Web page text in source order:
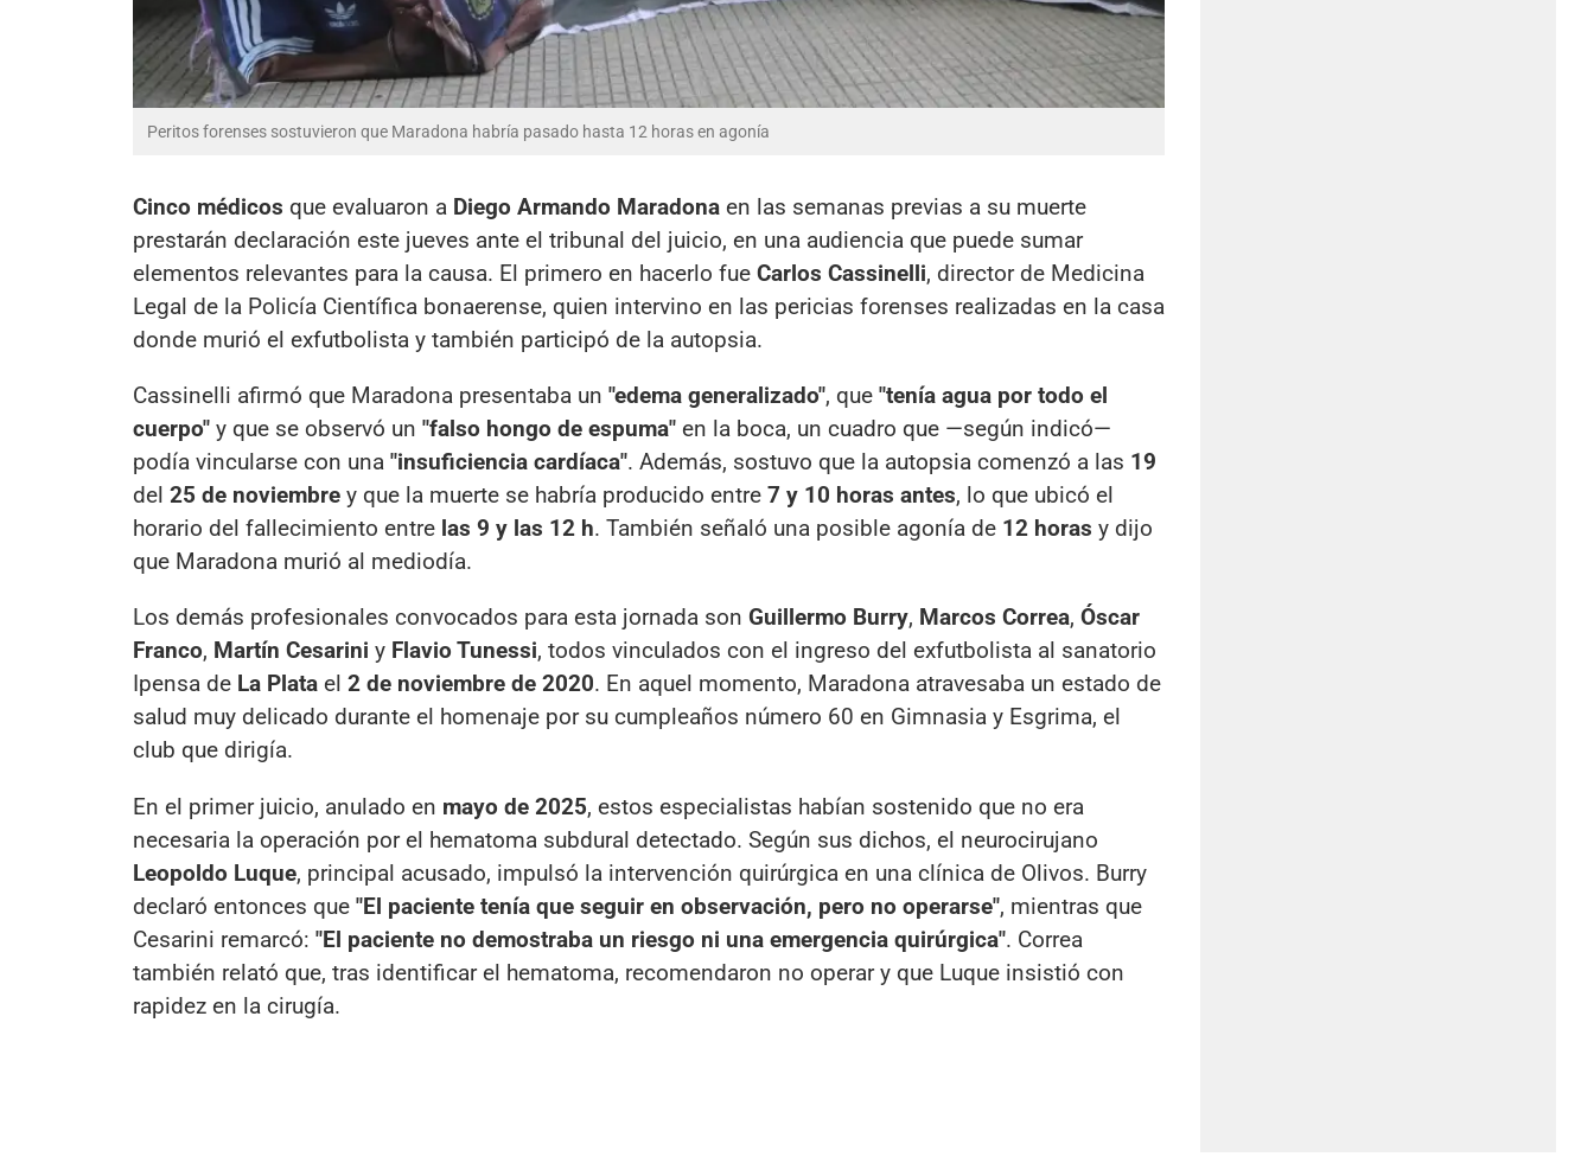
Peritos forenses sostuvieron que Maradona habría pasado hasta 12 horas en agonía
Cinco médicos que evaluaron a Diego Armando Maradona en las semanas previas a su muerte
prestarán declaración este jueves ante el tribunal del juicio, en una audiencia que puede sumar
elementos relevantes para la causa. El primero en hacerlo fue Carlos Cassinelli, director de Medicina
Legal de la Policía Científica bonaerense, quien intervino en las pericias forenses realizadas en la casa
donde murió el exfutbolista y también participó de la autopsia.
Cassinelli afirmó que Maradona presentaba un "edema generalizado", que "tenía agua por todo el
cuerpo" y que se observó un "falso hongo de espuma" en la boca, un cuadro que —según indicó—
podía vincularse con una "insuficiencia cardíaca". Además, sostuvo que la autopsia comenzó a las 19
del 25 de noviembre y que la muerte se habría producido entre 7 y 10 horas antes, lo que ubicó el
horario del fallecimiento entre las 9 y las 12 h. También señaló una posible agonía de 12 horas y dijo
que Maradona murió al mediodía.
Los demás profesionales convocados para esta jornada son Guillermo Burry, Marcos Correa, Óscar
Franco, Martín Cesarini y Flavio Tunessi, todos vinculados con el ingreso del exfutbolista al sanatorio
Ipensa de La Plata el 2 de noviembre de 2020. En aquel momento, Maradona atravesaba un estado de
salud muy delicado durante el homenaje por su cumpleaños número 60 en Gimnasia y Esgrima, el
club que dirigía.
En el primer juicio, anulado en mayo de 2025, estos especialistas habían sostenido que no era
necesaria la operación por el hematoma subdural detectado. Según sus dichos, el neurocirujano
Leopoldo Luque, principal acusado, impulsó la intervención quirúrgica en una clínica de Olivos. Burry
declaró entonces que "El paciente tenía que seguir en observación, pero no operarse", mientras que
Cesarini remarcó: "El paciente no demostraba un riesgo ni una emergencia quirúrgica". Correa
también relató que, tras identificar el hematoma, recomendaron no operar y que Luque insistió con
rapidez en la cirugía.